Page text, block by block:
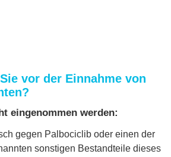
vor der Einnahme von
eingenommen werden:
gegen Palbociclib oder einen der
sonstigen Bestandteile dieses